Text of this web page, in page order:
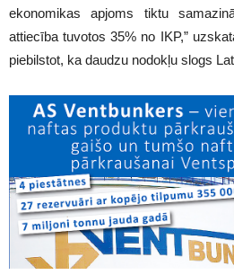
ekonomikas apjoms tiktu
attiecība tuvotos 35% no IKP,”
piebilstot, ka daudzu nodokļu slogs